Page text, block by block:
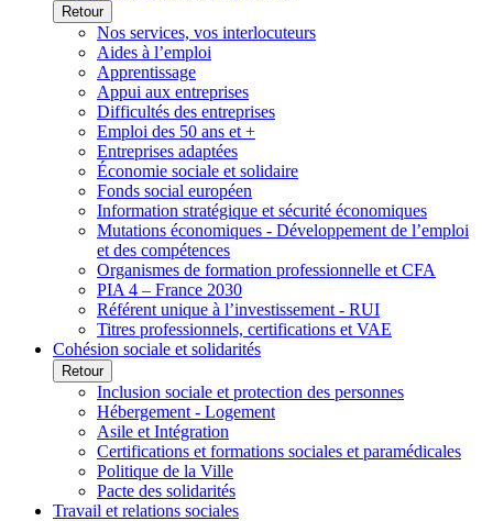
Retour
Nos services, vos interlocuteurs
Aides à l’emploi
Apprentissage
Appui aux entreprises
Difficultés des entreprises
Emploi des 50 ans et +
Entreprises adaptées
Économie sociale et solidaire
Fonds social européen
Information stratégique et sécurité économiques
Mutations économiques - Développement de l’emploi
et des compétences
Organismes de formation professionnelle et CFA
PIA 4 – France 2030
Référent unique à l’investissement - RUI
Titres professionnels, certifications et VAE
Cohésion sociale et solidarités
Retour
Inclusion sociale et protection des personnes
Hébergement - Logement
Asile et Intégration
Certifications et formations sociales et paramédicales
Politique de la Ville
Pacte des solidarités
Travail et relations sociales